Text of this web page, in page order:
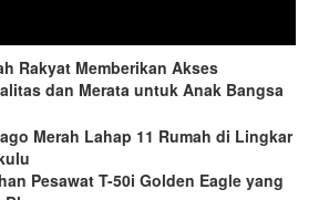
Rakyat Memberikan Akses
dan Merata untuk Anak Bangsa
Merah Lahap 11 Rumah di Lingkar
Pesawat T-50i Golden Eagle yang